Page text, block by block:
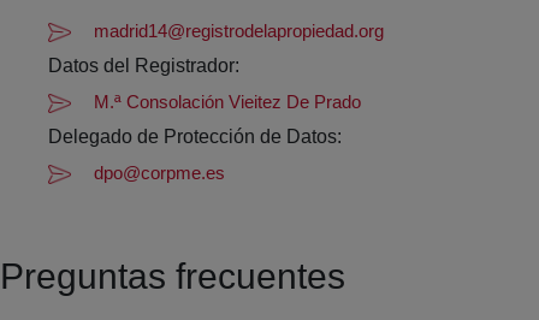
madrid14@registrodelapropiedad.org
Datos del Registrador:
M.ª Consolación Vieitez De Prado
Delegado de Protección de Datos:
dpo@corpme.es
Preguntas frecuentes